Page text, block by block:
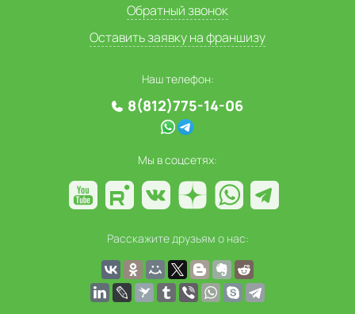
Обратный звонок
Оставить заявку на франшизу
Наш телефон:
8(812)775-14-06
Мы в соцсетях:
Расскажите друзьям о нас: